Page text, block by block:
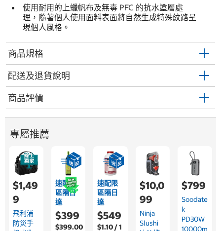
使用耐用的上蠟帆布及無毒 PFC 的抗水塗層處
理，隨著個人使用面料表面將自然生成特殊紋路呈
現個人風格。
商品規格
配送及退貨說明
商品評價
專屬推薦
$1,49
9
飛利浦
防災手
速配限
區隔日
達
$399
$399.00
速配限
區隔日
達
$549
$1.10 / 1
$10,0
99
Ninja
Slushi
$799
Soodate
K
PD30W
10000m